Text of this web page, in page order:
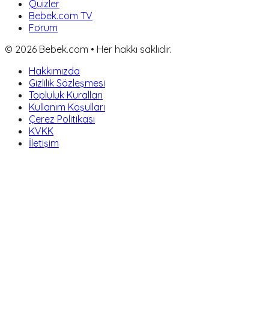
Quizler
Bebek.com TV
Forum
© 2026 Bebek.com • Her hakkı saklıdır.
Hakkımızda
Gizlilik Sözleşmesi
Topluluk Kuralları
Kullanım Koşulları
Çerez Politikası
KVKK
İletişim